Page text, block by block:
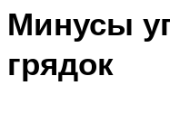
Минусы
грядок